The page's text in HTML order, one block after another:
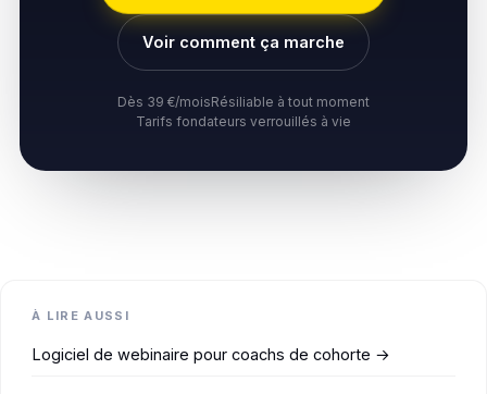
Voir comment ça marche
Dès 39 €/moisRésiliable à tout moment
Tarifs fondateurs verrouillés à vie
À LIRE AUSSI
Logiciel de webinaire pour coachs de cohorte →